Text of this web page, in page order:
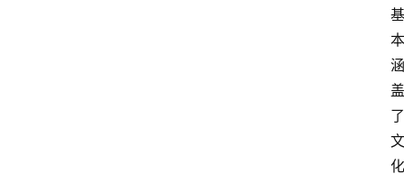
基
本
涵
盖
了
文
化